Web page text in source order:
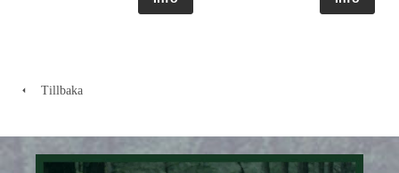
Tillbaka